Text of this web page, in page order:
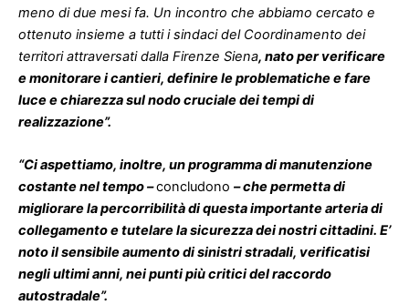
meno di due mesi fa. Un incontro che abbiamo cercato e
ottenuto insieme a tutti i sindaci del Coordinamento dei
territori attraversati dalla Firenze Siena, nato per verificare
e monitorare i cantieri, definire le problematiche e fare
luce e chiarezza sul nodo cruciale dei tempi di
realizzazione”.
“Ci aspettiamo, inoltre, un programma di manutenzione
costante nel tempo –concludono – che permetta di
migliorare la percorribilità di questa importante arteria di
collegamento e tutelare la sicurezza dei nostri cittadini. E’
noto il sensibile aumento di sinistri stradali, verificatisi
negli ultimi anni, nei punti più critici del raccordo
autostradale”.